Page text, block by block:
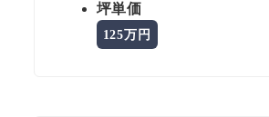
坪単価
125万円